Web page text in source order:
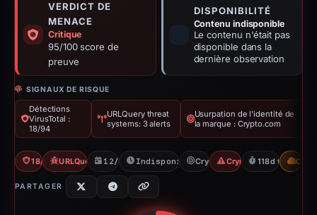
VERDICT DE
MENACE
Critique
95/100 score de
preuve
DISPONIBILITÉ
Contenu indisponible
Le contenu n'était pas
disponible dans la
dernière observation
SIGNAUX DE RISQUE
Détections
VirusTotal :
18/94
URLQuery threat
systems: 3 alerts
Usurpation de l'identité de
la marque : Crypto.com
18/94 VTURLQuery: 3 threat alerts
12/03/2026Indisponible depuis 16/03/2026
Crypto.comCrypto Scam
118d to CDN
PARTAGER